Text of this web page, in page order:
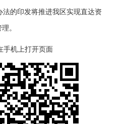
的印发将推进我区实现直达资
。
手机上打开页面